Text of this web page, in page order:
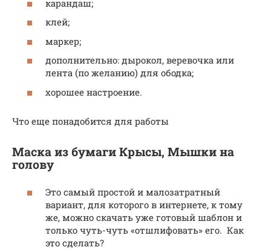
карандаш;
клей;
маркер;
дополнительно: дырокол, веревочка или
лента (по желанию) для ободка;
хорошее настроение.
Что еще понадобится для работы
Маска из бумаги Крысы, Мышки на
голову
Это самый простой и малозатратный
вариант, для которого в интернете, к тому
же, можно скачать уже готовый шаблон и
только чуть-чуть «отшлифовать» его. Как
это сделать?